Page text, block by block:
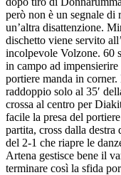
però non è un segnale di
un’altra disattenzione.
dischetto viene servito
incolpevole Volzone. 60
in campo ad
portiere manda in
raddoppio solo al 35′
crossa al centro per
facile la presa del
partita, cross dalla
del 2-1 che riapre le
Artena gestisce bene il
terminare così la sfida